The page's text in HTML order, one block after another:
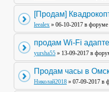
[Продам]
leealex » 06-10-2017 в форуме
продам Wi-Fi
yursha55 » 13-09-2017 в
Продам часы в
Николай2018 » 07-09-2017 в